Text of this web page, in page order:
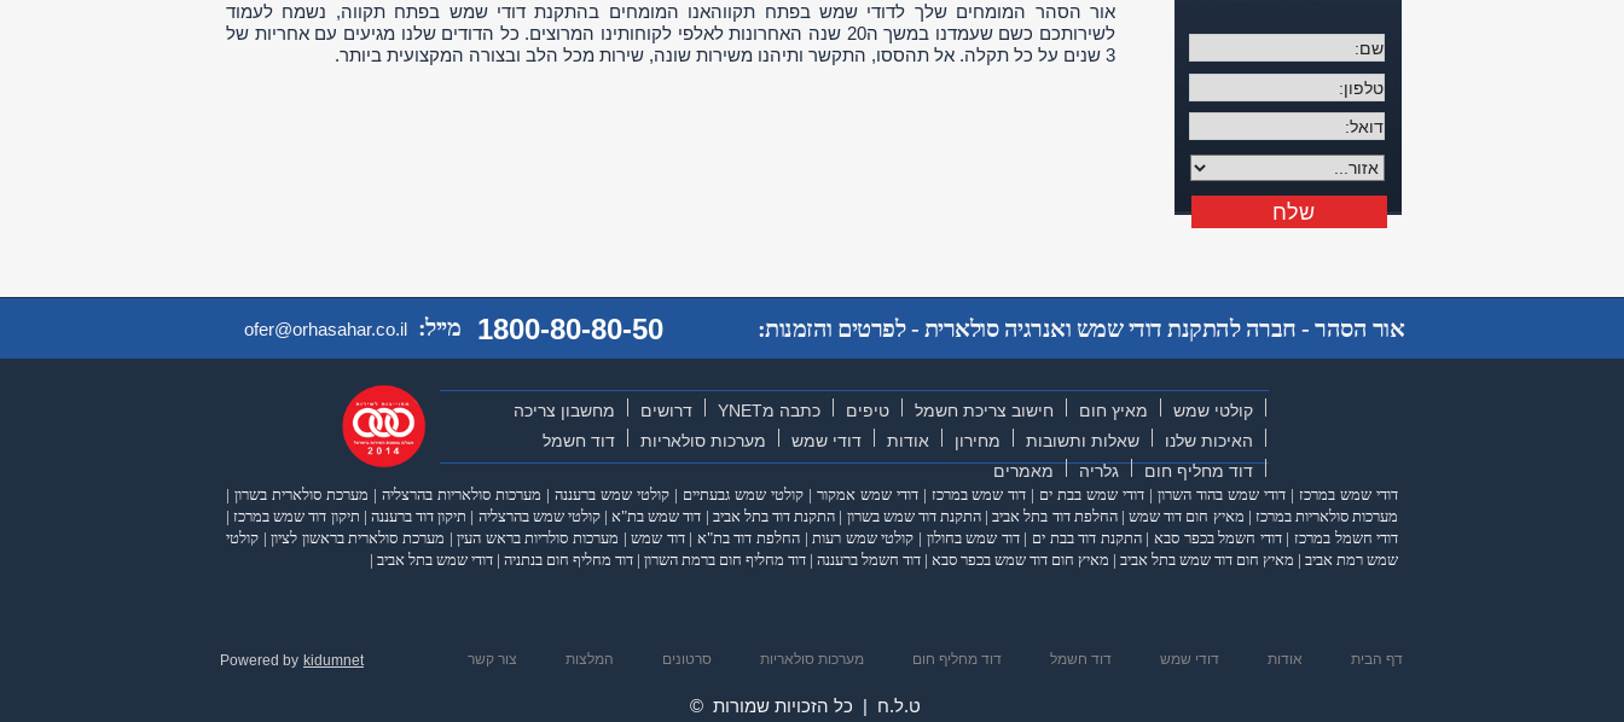
שלח
אור הסהר המומחים שלך לדודי שמש בפתח תקווהאנו המומחים בהתקנת דודי שמש בפתח תקווה, נשמח לעמוד
לשירותכם כשם שעמדנו במשך ה20 שנה האחרונות לאלפי לקוחותינו המרוצים. כל הדודים שלנו מגיעים עם אחריות של
3 שנים על כל תקלה. אל תהססו, התקשר ותיהנו משירות שונה, שירות מכל הלב ובצורה המקצועית ביותר.
שלח
Powered by kidumnet דף הבית אודות דודי שמש דוד חשמל דוד מחליף חום מערכות סולאריות סרטונים המלצות צור קשר
דודי שמש במרכז| דודי שמש בהוד השרון| דודי שמש בבת ים | דוד שמש במרכז |דודי שמש אמקור |קולטי שמש גבעתיים |קולטי שמש ברעננה | מערכות סולאריות בהרצליה | מערכת סולארית בשרון |
מערכות סולאריות במרכז | מאיץ חום דוד שמש|החלפת דוד בתל אביב| התקנת דוד שמש בשרון | התקנת דוד בתל אביב | דוד שמש בת"א|קולטי שמש בהרצליה | תיקון דוד ברעננה | תיקון דוד שמש במרכז|
דודי חשמל במרכז |דודי חשמל בכפר סבא |התקנת דוד בבת ים |דוד שמש בחולון | קולטי שמש רעות| החלפת דוד בת"א |דוד שמש| מערכות סולריות בראש העין| מערכת סולארית בראשון לציון| קולטי
שמש רמת אביב | מאיץ חום דוד שמש בתל אביב | מאיץ חום דוד שמש בכפר סבא | דוד חשמל ברעננה | דוד מחליף חום ברמת השרון | דוד מחליף חום בנתניה | דודי שמש בתל אביב |
אור הסהר - חברה להתקנת דודי שמש ואנרגיה סולארית - לפרטים והזמנות: מייל:ofer@orhasahar.co.il
ט.ל.ח | כל הזכויות שמורות ©
קולטי שמש מאיץ חום חישוב צריכת חשמל טיפים כתבה מYNET דרושים
מחשבון צריכה
האיכות שלנו
שאלות ותשובות מחירון אודות דודי שמש מערכות סולאריות
דוד חשמל
דוד מחליף חום
גלריה מאמרים
1800-80-80-50